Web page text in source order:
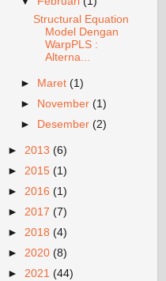
Structural Equation
Model Dengan
WarpPLS :
Alterna...
► Maret (1)
► November (1)
►
Desember (2)
► 2013 (6)
► 2015 (1)
► 2016 (1)
► 2017 (7)
► 2018 (4)
► 2020 (8)
► 2021 (44)